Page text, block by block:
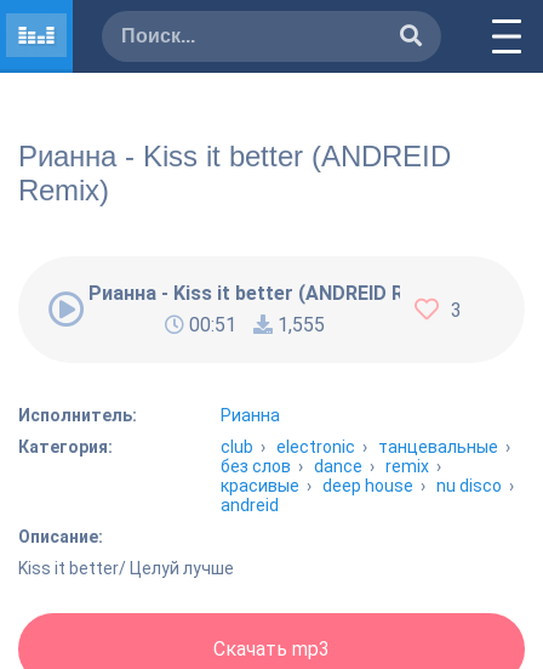
Рианна - Kiss it better (ANDREID
Remix)
Рианна - Kiss it better (ANDREID Remix)
00:51
1,555
3
Исполнитель:
Рианна
Категория:
club ›electronic › танцевальные ›
без слов ›dance ›remix ›
красивые ›deep house ›nu disco ›
andreid
Описание:
Kiss it better/ Целуй лучше
Скачать mp3